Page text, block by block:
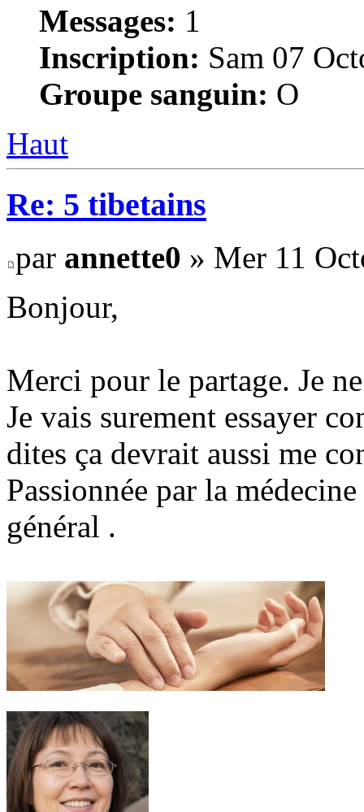
Messages: 1
Inscription: Sam 07
Groupe sanguin: O
Haut
Re: 5 tibetains
par annette0 » Mer 11
Bonjour,
Merci pour le partage. Je
Je vais surement essayer
dites ça devrait aussi me
Passionnée par la
général .